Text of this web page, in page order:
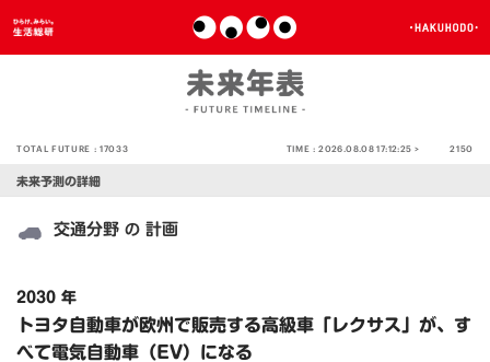
TOTAL FUTURE :17033 TIME :2026.08.08 17:12:25 > 2150
未来予測の詳細
交通分野 の 計画
2030 年
トヨタ自動車が欧州で販売する高級車「レクサス」が、す
べて電気自動車（EV）になる